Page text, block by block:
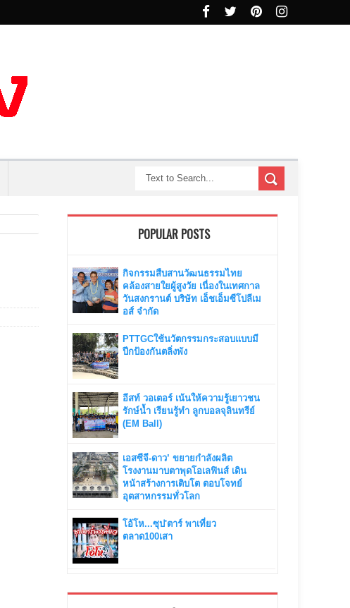
POPULAR POSTS
กิจกรรมสืบสานวัฒนธรรมไทย
คล้องสายใยผู้สูงวัย เนื่องในเทศกาล
วันสงกรานต์ บริษัท เอ็ชเอ็มซีโปลีเม
อส์ จำกัด
PTTGCใช้นวัตกรรมกระสอบแบบมี
ปีกป้องกันตลิ่งพัง
อีสท์ วอเตอร์ เน้นให้ความรู้เยาวชน
รักษ์น้ำ เรียนรู้ทำ ลูกบอลจุลินทรีย์
(EM Ball)
เอสซีจี-ดาว’ ขยายกำลังผลิต
โรงงานมาบตาพุดโอเลฟินส์ เดิน
หน้าสร้างการเติบโต ตอบโจทย์
อุตสาหกรรมทั่วโลก
โอ้โห...ซุป'ตาร์ พาเที่ยว
ตลาด100เสา